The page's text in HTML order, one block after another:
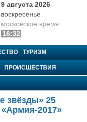
9 августа 2026
воскресенье
московское время
16:32
ТУРИЗМ
ПРОИСШЕСТВИЯ
звёзды» 25
2017»